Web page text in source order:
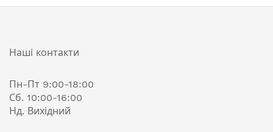
Наші контакти
Пн-Пт 9:00-18:00
Сб. 10:00-16:00
Нд. Вихідний